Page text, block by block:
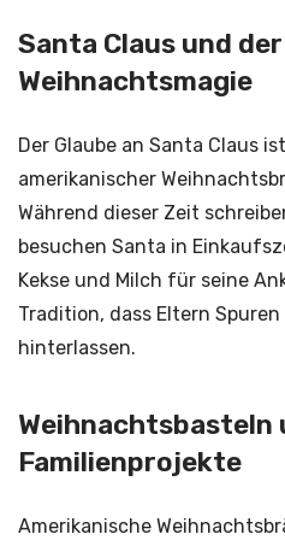
Santa Claus und
Weihnachtsmagie
Der Glaube an Santa Claus
amerikanischer
Während dieser Zeit
besuchen Santa in
Kekse und Milch für seine
Tradition, dass Eltern
hinterlassen.
Weihnachtsbasteln
Familienprojekte
Amerikanische